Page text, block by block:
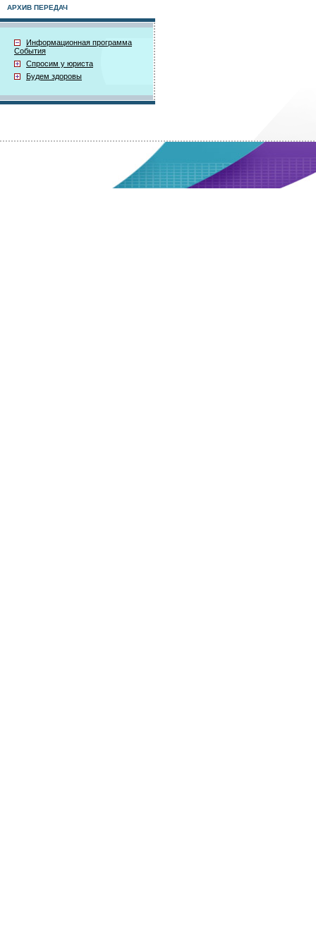
АРХИВ ПЕРЕДАЧ
Информационная программа
События
Спросим у юриста
Будем здоровы